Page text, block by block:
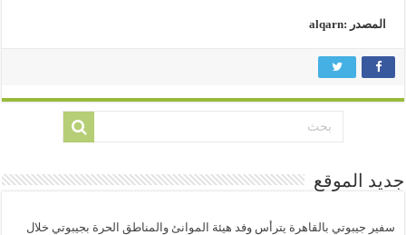
المصدر :alqarn
جديد الموقع
سفير جيبوتي بالقاهرة يترأس وفد هيئة الموانئ والمناطق الحرة بجيبوتي خلال